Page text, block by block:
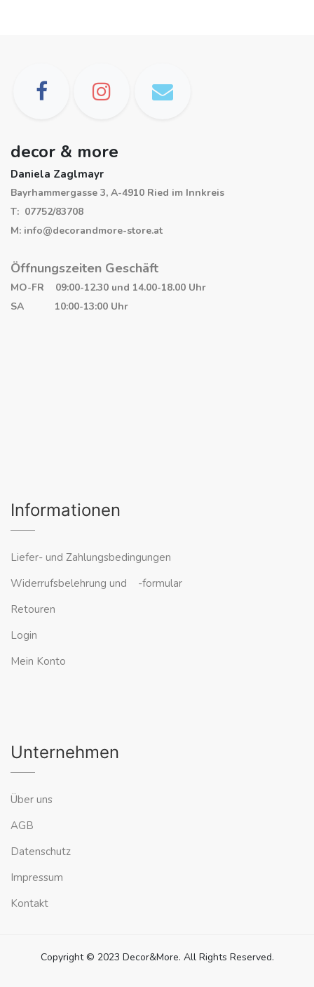
decor & more
Daniela Zaglmayr
Bayrhammergasse 3, A-4910 Ried im Innkreis
T: 07752/83708
M: info@decorandmore-store.at
Öffnungszeiten Geschäft
MO-FR 09:00-12.30 und 14.00-18.00 Uhr
SA 10:00-13:00 Uhr
Informationen
Liefer- und Zahlungsbedingungen
Widerrufsbelehrung und -formular
Retouren
Login
Mein Konto
Unternehmen
Über uns
AGB
Datenschutz
Impressum
Kontakt
Copyright © 2023 Decor&More. All Rights Reserved.